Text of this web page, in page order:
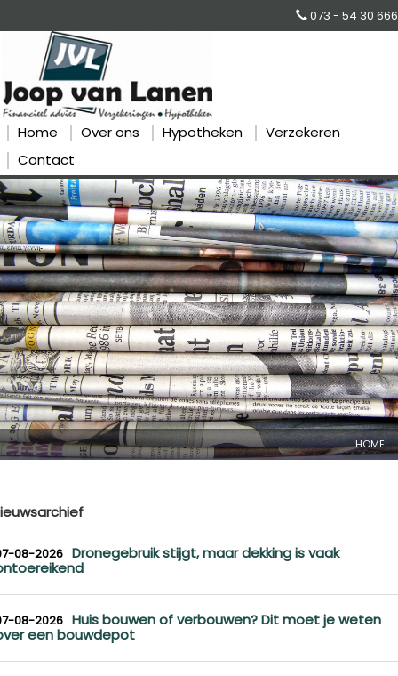
073 - 54 30 666
Home Over ons Hypotheken
Verzekeren
Contact
HOME
08-2026 Dronegebruik stijgt, maar dekking is vaak
08-2026 Huis bouwen of verbouwen? Dit moet je weten
een bouwdepot